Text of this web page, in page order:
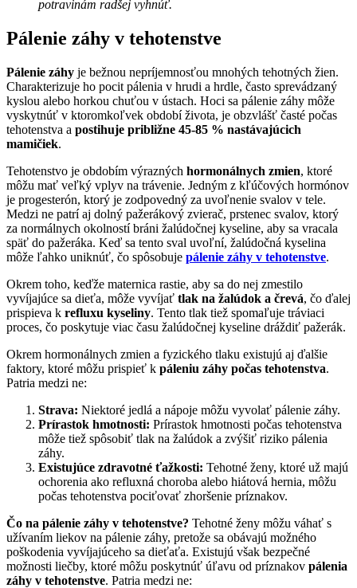
potravinám radšej vyhnúť.
Pálenie záhy v tehotenstve
Pálenie záhy je bežnou nepríjemnosťou mnohých tehotných žien.
Charakterizuje ho pocit pálenia v hrudi a hrdle, často sprevádzaný
kyslou alebo horkou chuťou v ústach. Hoci sa pálenie záhy môže
vyskytnúť v ktoromkoľvek období života, je obzvlášť časté počas
tehotenstva a postihuje približne 45-85 % nastávajúcich
mamičiek.
Tehotenstvo je obdobím výrazných hormonálnych zmien, ktoré
môžu mať veľký vplyv na trávenie. Jedným z kľúčových hormónov
je progesterón, ktorý je zodpovedný za uvoľnenie svalov v tele.
Medzi ne patrí aj dolný pažerákový zvierač, prstenec svalov, ktorý
za normálnych okolností bráni žalúdočnej kyseline, aby sa vracala
späť do pažeráka. Keď sa tento sval uvoľní, žalúdočná kyselina
môže ľahko uniknúť, čo spôsobuje pálenie záhy v tehotenstve.
Okrem toho, keďže maternica rastie, aby sa do nej zmestilo
vyvíjajúce sa dieťa, môže vyvíjať tlak na žalúdok a črevá, čo ďalej
prispieva k refluxu kyseliny. Tento tlak tiež spomaľuje tráviaci
proces, čo poskytuje viac času žalúdočnej kyseline dráždiť pažerák.
Okrem hormonálnych zmien a fyzického tlaku existujú aj ďalšie
faktory, ktoré môžu prispieť k páleniu záhy počas tehotenstva.
Patria medzi ne:
Strava: Niektoré jedlá a nápoje môžu vyvolať pálenie záhy.
Prírastok hmotnosti: Prírastok hmotnosti počas tehotenstva
môže tiež spôsobiť tlak na žalúdok a zvýšiť riziko pálenia
záhy.
Existujúce zdravotné ťažkosti: Tehotné ženy, ktoré už majú
ochorenia ako refluxná choroba alebo hiátová hernia, môžu
počas tehotenstva pociťovať zhoršenie príznakov.
Čo na pálenie záhy v tehotenstve? Tehotné ženy môžu váhať s
užívaním liekov na pálenie záhy, pretože sa obávajú možného
poškodenia vyvíjajúceho sa dieťaťa. Existujú však bezpečné
možnosti liečby, ktoré môžu poskytnúť úľavu od príznakov pálenia
záhy v tehotenstve. Patria medzi ne: